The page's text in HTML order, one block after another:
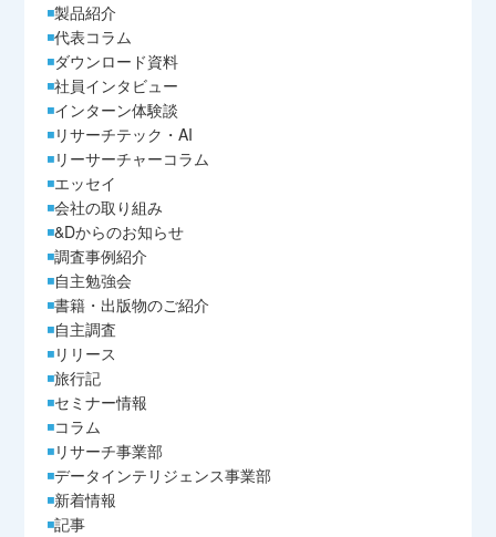
製品紹介
代表コラム
ダウンロード資料
社員インタビュー
インターン体験談
リサーチテック・AI
リーサーチャーコラム
エッセイ
会社の取り組み
&Dからのお知らせ
調査事例紹介
自主勉強会
書籍・出版物のご紹介
自主調査
リリース
旅行記
セミナー情報
コラム
リサーチ事業部
データインテリジェンス事業部
新着情報
記事